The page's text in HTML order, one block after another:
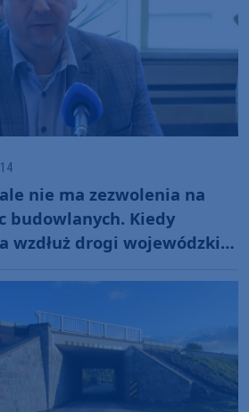
nie ma zezwolenia na
budowlanych. Kiedy
wzdłuż drogi wojewódzkiej